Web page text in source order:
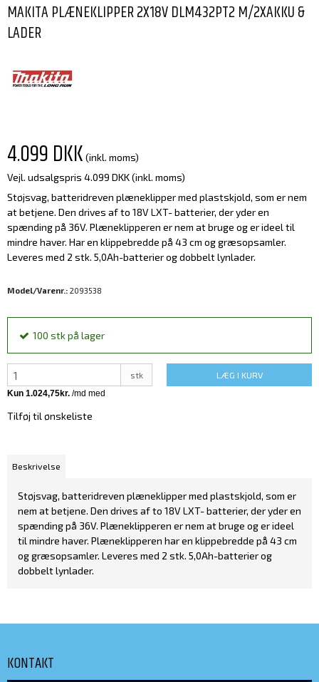
MAKITA PLÆNEKLIPPER 2X18V DLM432PT2 M/2XAKKU &
LADER
4.099 DKK (inkl. moms)
Vejl. udsalgspris 4.099 DKK(inkl. moms)
Støjsvag, batteridreven plæneklipper med plastskjold, som er nem
at betjene. Den drives af to 18V LXT- batterier, der yder en
spænding på 36V. Plæneklipperen er nem at bruge og er ideel til
mindre haver. Har en klippebredde på 43 cm og græsopsamler.
Leveres med 2 stk. 5,0Ah-batterier og dobbelt lynlader.
Model/Varenr.: 2093538
100 stkpå lager
stk LÆG I KURV
Tilføj til ønskeliste
Beskrivelse
Støjsvag, batteridreven plæneklipper med plastskjold, som er
nem at betjene. Den drives af to 18V LXT- batterier, der yder en
spænding på 36V. Plæneklipperen er nem at bruge og er ideel
til mindre haver. Plæneklipperen har en klippebredde på 43 cm
og græsopsamler. Leveres med 2 stk. 5,0Ah-batterier og
dobbelt lynlader.
KONTAKT